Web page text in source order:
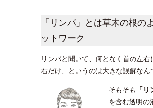
「リンパ」とは草木の根
ットワーク
リンパと聞いて、何となく首の左
右だけ、というのは大きな誤解なん
そもそも 「リ
を含む透明の